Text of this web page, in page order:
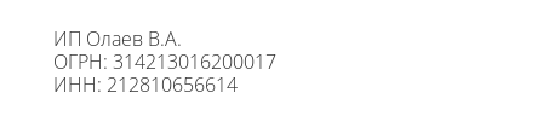
ИП Олаев В.А.
ОГРН: 314213016200017
ИНН: 212810656614